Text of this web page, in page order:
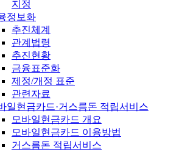
지정
정보화
추진체계
관계법령
추진현황
금융표준화
제정/개정 표준
관련자료
일현금카드·거스름돈 적립서비스
모바일현금카드 개요
모바일현금카드 이용방법
거스름돈 적립서비스